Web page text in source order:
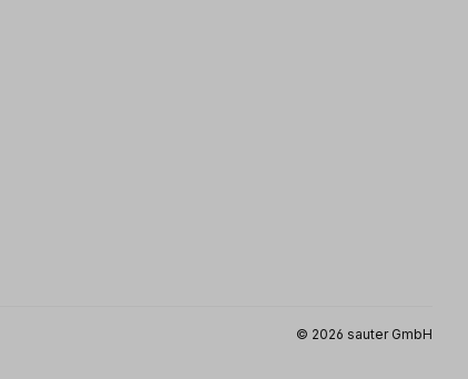
© 2026 sauter GmbH